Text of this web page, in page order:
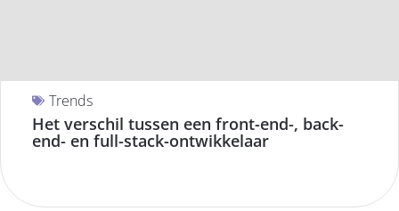
Trends
Het verschil tussen een front-end-, back-
end- en full-stack-ontwikkelaar